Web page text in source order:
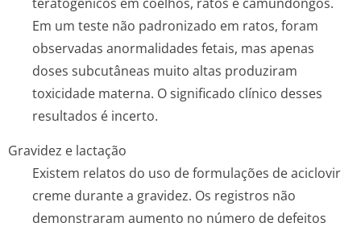
Em um teste não padronizado em ratos, foram
observadas anormalidades fetais, mas apenas
doses subcutâneas muito altas produziram
toxicidade materna. O significado clínico desses
resultados é incerto.
Gravidez e lactação
Existem relatos do uso de formulações de aciclovir
creme durante a gravidez. Os registros não
demonstraram aumento no número de defeitos